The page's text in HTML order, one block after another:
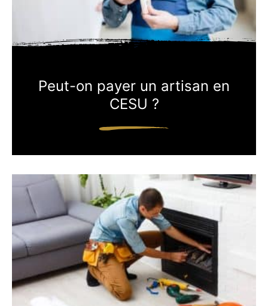
Peut-on payer un artisan en
CESU ?